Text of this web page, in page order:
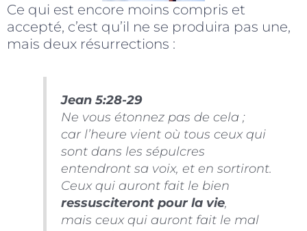
Ce qui est encore moins compris et
accepté, c’est qu’il ne se produira pas une,
mais deux résurrections :
Jean 5:28-29
Ne vous étonnez pas de cela ;
car l’heure vient où tous ceux qui
sont dans les sépulcres
entendront sa voix, et en sortiront.
Ceux qui auront fait le bien
ressusciteront pour la vie,
mais ceux qui auront fait le mal